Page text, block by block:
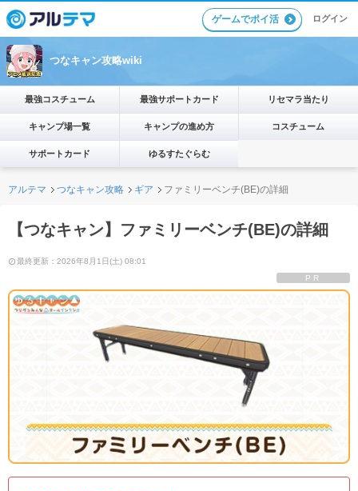
ゲームでポイ活 ログイン
つなキャン攻略wiki
最強コスチューム 最強サポートカード リセマラ当たり
キャンプ場一覧 キャンプの進め方 コスチューム
サポートカード ゆるすたぐらむ
アルテマ つなキャン攻略 ギア ファミリーベンチ(BE)の詳細
【つなキャン】ファミリーベンチ(BE)の詳細
最終更新：2026年8月1日(土) 08:01
PR